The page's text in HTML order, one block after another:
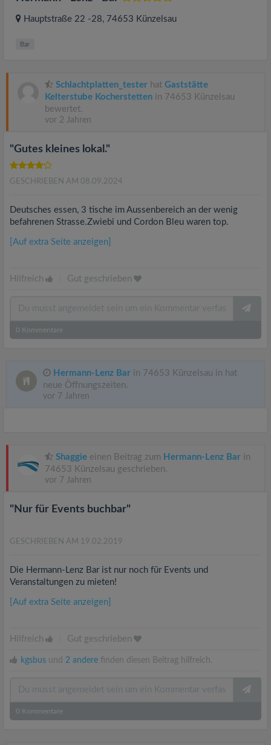
Hauptstraße 22 -28, 74653 Künzelsau
Bar
Schlachtplatten_tester hat Gaststätte
Kelterstube Kocherstetten in 74653 Künzelsau
bewertet.
vor 2 Jahren
"Gutes kleines lokal."
GESCHRIEBEN AM 08.09.2024
Deutsches essen, 3 tische im Aussenbereich an der wenig
befahrenen Strasse.Zwiebi und Cordon Bleu waren top.
[Auf extra Seite anzeigen]
Hilfreich Gut geschrieben
0 Kommentare
Hermann-Lenz Bar in 74653 Künzelsau in hat
neue Öffnungszeiten.
vor 7 Jahren
Shaggie einen Beitrag zum Hermann-Lenz Bar in
74653 Künzelsau geschrieben.
vor 7 Jahren
"Nur für Events buchbar"
GESCHRIEBEN AM 19.02.2019
Die Hermann-Lenz Bar ist nur noch für Events und
Veranstaltungen zu mieten!
[Auf extra Seite anzeigen]
Hilfreich Gut geschrieben
kgsbus und 2 andere finden diesen Beitrag hilfreich.
0 Kommentare